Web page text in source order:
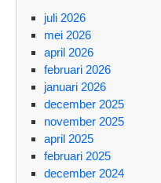
juli 2026
mei 2026
april 2026
februari 2026
januari 2026
december 2025
november 2025
april 2025
februari 2025
december 2024